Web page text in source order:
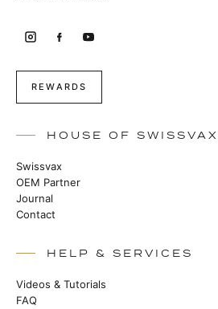
REWARDS
HOUSE OF SWISSVAX
Swissvax
OEM Partner
Journal
Contact
HELP & SERVICES
Videos & Tutorials
FAQ